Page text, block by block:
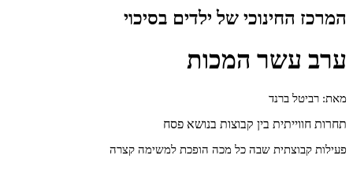
של ילדים בסיכוי
המכות
ברנד
בין קבוצות בנושא פסח
שבה כל מכה הופכת למשימה קצרה